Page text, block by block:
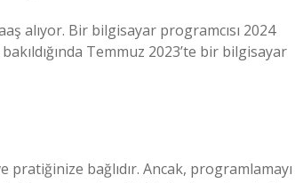
alıyor. Bir bilgisayar programcısı 2024
Temmuz 2023’te bir bilgisayar
pratiğinize bağlıdır. Ancak, programlamayı